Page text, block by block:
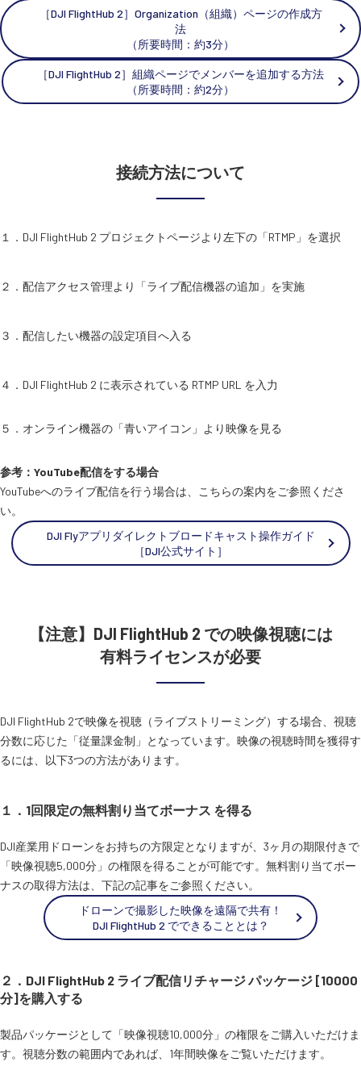
［DJI FlightHub 2］Organization（組織）ページの作成方
法
（所要時間：約3分）
［DJI FlightHub 2］組織ページでメンバーを追加する方法
（所要時間：約2分）
接続方法について
１．DJI FlightHub 2 プロジェクトページより左下の「RTMP」を選択
２．配信アクセス管理より「ライブ配信機器の追加」を実施
３．配信したい機器の設定項目へ入る
４．DJI FlightHub 2 に表示されている RTMP URL を入力
５．オンライン機器の「青いアイコン」より映像を見る
参考：YouTube配信をする場合
YouTubeへのライブ配信を行う場合は、こちらの案内をご参照くださ
い。
DJI Flyアプリダイレクトブロードキャスト操作ガイド
［DJI公式サイト］
【注意】DJI FlightHub 2 での映像視聴には
有料ライセンスが必要
DJI FlightHub 2で映像を視聴（ライブストリーミング）する場合、視聴
分数に応じた「従量課金制」となっています。映像の視聴時間を獲得す
るには、以下3つの方法があります。
１．1回限定の無料割り当てボーナス を得る
DJI産業用ドローンをお持ちの方限定となりますが、3ヶ月の期限付きで
「映像視聴5,000分」の権限を得ることが可能です。無料割り当てボー
ナスの取得方法は、下記の記事をご参照ください。
ドローンで撮影した映像を遠隔で共有！
DJI FlightHub 2 でできることとは？
２．DJI FlightHub 2 ライブ配信リチャージ パッケージ [10000
分]を購入する
製品パッケージとして「映像視聴10,000分」の権限をご購入いただけま
す。視聴分数の範囲内であれば、1年間映像をご覧いただけます。